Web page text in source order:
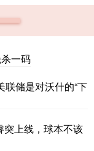
一码
储是对沃什的“下
突上线，球本不该